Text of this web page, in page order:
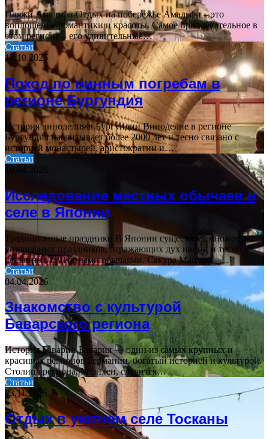
Пляжи Амальфи Отдых на побережье Амальфи – это
воплощение романтики и красоты. Самое привлекательное в
этом регионе – его удивительные…
Статьи
17.10.2025
Поход по винным погребам в
регионе Бургундия
История виноделия в Бургундии Виноделие в регионе
Бургундия насчитывает более 2000 лет и тесно связано с
историей монастырей, аристократии и…
Статьи
Исследование местных обычаев в
селе в Японии
Традиционные праздники В Японии существует множество
уникальных праздников, отражающих дух нации и тесно
связанных с местными обычаями. Сакура Мацури –…
Статьи
04.04.2026
Знакомство с культурой
Баварского региона
История Баварии Бавария — один из самых крупных и
красивых регионов Германии, богатый историей и культурой.
Столица региона, Мюнхен, славится…
Статьи
23.11.2025
Отдых в уютном селе Тосканы